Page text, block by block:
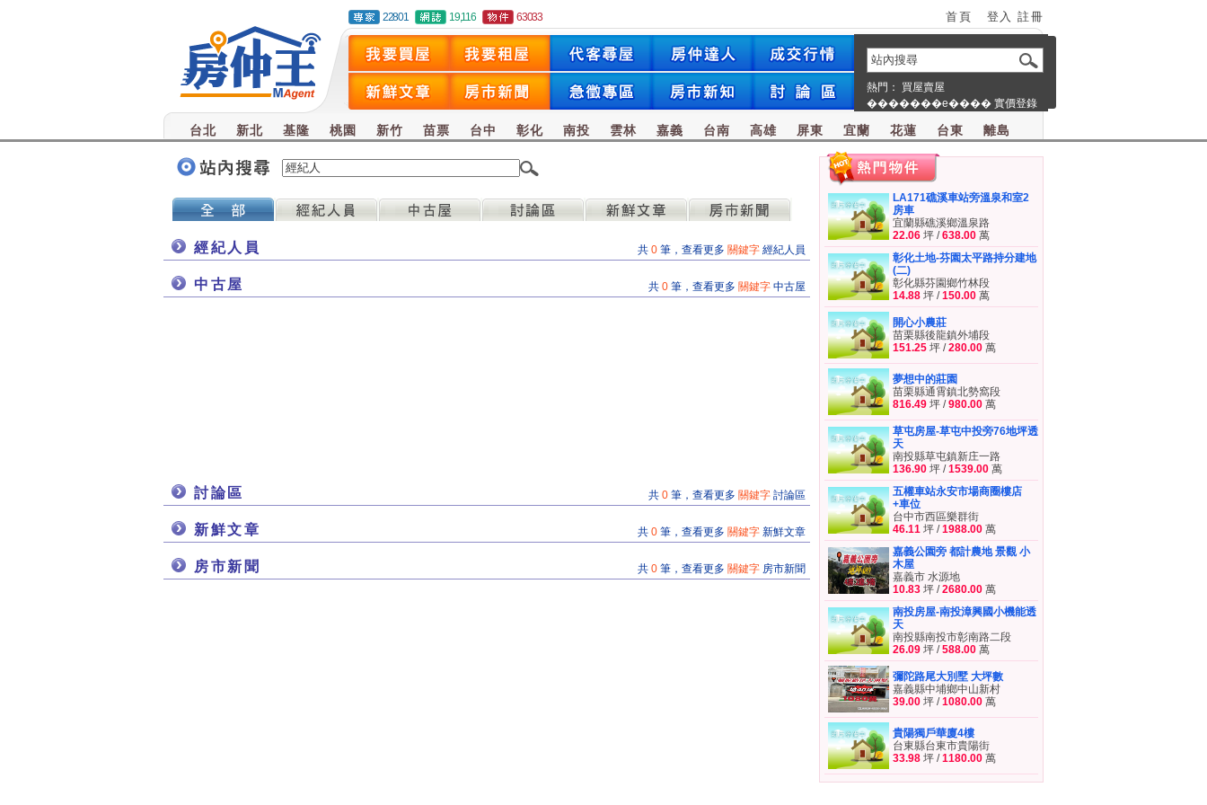
22801 19,116 63033 首頁 登入 註冊
熱門： 買屋賣屋
�������e���� 實價登錄
台北 新北 基隆 桃園 新竹 苗票 台中 彰化 南投 雲林 嘉義 台南 高雄 屏東 宜蘭 花蓮 台東 離島
經紀人員 共 0 筆，查看更多 關鍵字 經紀人員
中古屋 共 0 筆，查看更多 關鍵字 中古屋
討論區 共 0 筆，查看更多 關鍵字 討論區
新鮮文章 共 0 筆，查看更多 關鍵字 新鮮文章
房市新聞 共 0 筆，查看更多 關鍵字 房市新聞
LA171礁溪車站旁溫泉和室2
房車
宜蘭縣礁溪鄉溫泉路
22.06 坪 /638.00 萬
彰化土地-芬園太平路持分建地
(二)
彰化縣芬園鄉竹林段
14.88 坪 /150.00 萬
開心小農莊
苗栗縣後龍鎮外埔段
151.25 坪 /280.00 萬
夢想中的莊園
苗栗縣通霄鎮北勢窩段
816.49 坪 /980.00 萬
草屯房屋-草屯中投旁76地坪透
天
南投縣草屯鎮新庄一路
136.90 坪 /1539.00 萬
五權車站永安市場商圈樓店
+車位
台中市西區樂群街
46.11 坪 /1988.00 萬
嘉義公園旁 都計農地 景觀 小
木屋
嘉義市 水源地
10.83 坪 /2680.00 萬
南投房屋-南投漳興國小機能透
天
南投縣南投市彰南路二段
26.09 坪 /588.00 萬
彌陀路尾大別墅 大坪數
嘉義縣中埔鄉中山新村
39.00 坪 /1080.00 萬
貴陽獨戶華廈4樓
台東縣台東市貴陽街
33.98 坪 /1180.00 萬